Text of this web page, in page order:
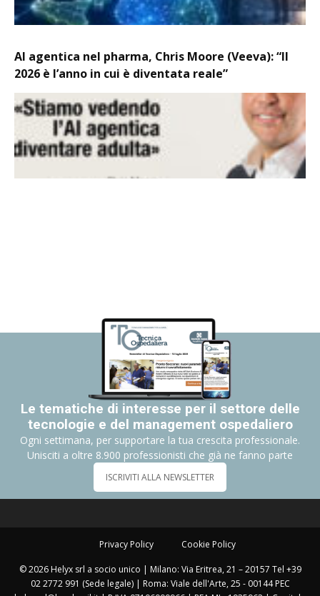
AI agentica nel pharma, Chris Moore (Veeva): “Il
2026 è l’anno in cui è diventata reale”
Le tematiche di interesse per il settore delle
tecnologie e del management ospedaliero
Ogni settimana, per supportare la tua crescita professionale.
Unisciti a oltre 8.900 professionisti che già ne fanno parte
ISCRIVITI ALLA NEWSLETTER
Privacy Policy Cookie Policy
© 2026 Helyx srl a socio unico | Milano: Via Eritrea, 21 – 20157 Tel +39
02 2772 991 (Sede legale) | Roma: Viale dell'Arte, 25 - 00144 PEC